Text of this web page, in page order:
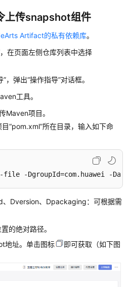
上传snapshot组件
Artifact的私有依赖库。
，在页面左侧仓库列表中选择
”，弹出“操作指导”对话框。
工具。
Maven项目。
“pom.xml”所在目录，输入如下命
file -DgroupId=com.huawei -
Dversion、Dpackaging：可根据需
的绝对路径。
地址。单击图标
即可获取（如下图